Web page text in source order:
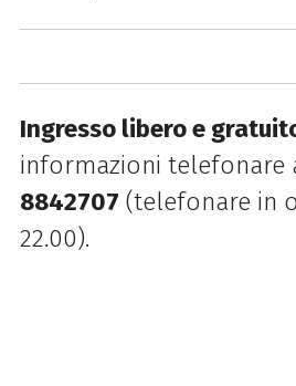
Ingresso libero e
informazioni telefonare
8842707 (telefonare in
22.00).